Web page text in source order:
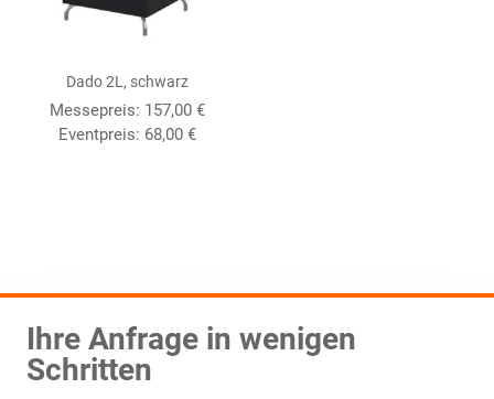
Dado 2L, schwarz
Messepreis: 157,00 €
Eventpreis: 68,00 €
Ihre Anfrage in wenigen
Schritten